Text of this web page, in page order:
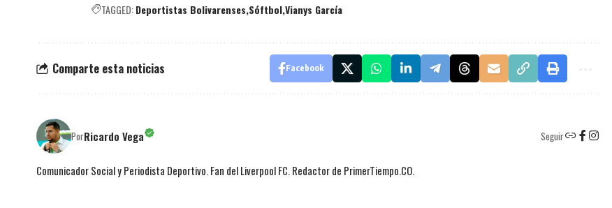
TAGGED:Deportistas Bolivarenses SóftbolVianys García
Comparte esta noticias Facebook
PorRicardo Vega Seguir
Comunicador Social y Periodista Deportivo. Fan del Liverpool FC. Redactor de PrimerTiempo.CO.